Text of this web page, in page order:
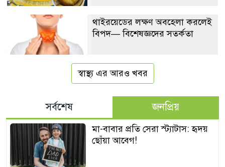
থাইরয়েডের লক্ষণ অবহেলা করলেই
বিপদ— বিশেষজ্ঞদের সতর্কতা
স্বাস্থ্য এর আরও খবর
সর্বশেষ জনপ্রিয়
মা-বাবার প্রতি সেরা স্ট্যাটাস: হৃদয়
ছোঁয়া আবেগ!